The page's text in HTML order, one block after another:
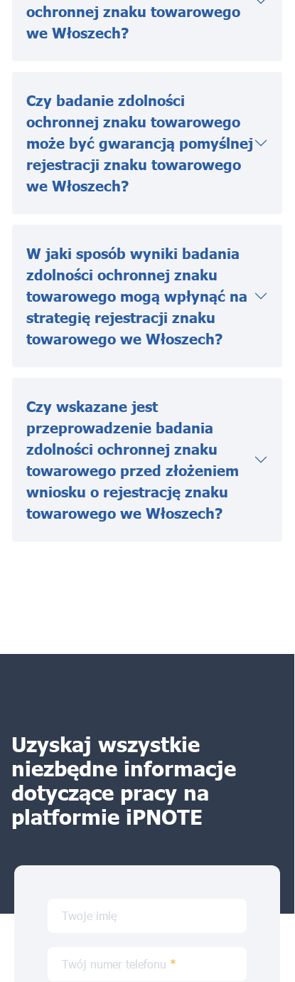
ochronnej znaku towarowego
we Włoszech?
Czy badanie zdolności
ochronnej znaku towarowego
może być gwarancją pomyślnej
rejestracji znaku towarowego
we Włoszech?
W jaki sposób wyniki badania
zdolności ochronnej znaku
towarowego mogą wpłynąć na
strategię rejestracji znaku
towarowego we Włoszech?
Czy wskazane jest
przeprowadzenie badania
zdolności ochronnej znaku
towarowego przed złożeniem
wniosku o rejestrację znaku
towarowego we Włoszech?
Uzyskaj wszystkie
niezbędne informacje
dotyczące pracy na
platformie iPNOTE
Twoje imię
Twój numer telefonu *